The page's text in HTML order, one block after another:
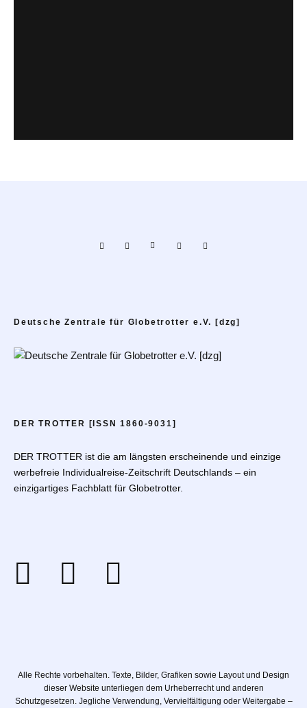
Deutsche Zentrale für Globetrotter e.V. [dzg]
DER TROTTER [ISSN 1860-9031]
DER TROTTER ist die am längsten erscheinende und einzige
werbefreie Individualreise-Zeitschrift Deutschlands – ein
einzigartiges Fachblatt für Globetrotter.
Alle Rechte vorbehalten. Texte, Bilder, Grafiken sowie Layout und Design
dieser Website unterliegen dem Urheberrecht und anderen
Schutzgesetzen. Jegliche Verwendung, Vervielfältigung oder Weitergabe –